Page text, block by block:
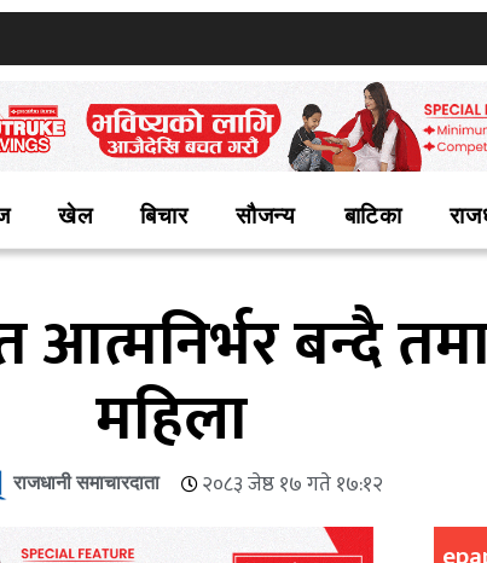
खेल बिचार सौजन्य बाटिका
आत्मनिर्भर बन्दै
महिला
राजधानी समाचारदाता २०८३ जेष्ठ १७ गते १७:१२